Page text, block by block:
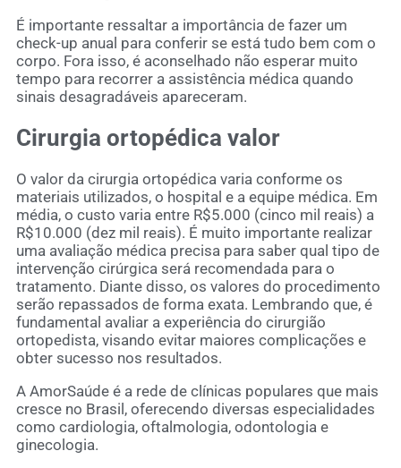
É importante ressaltar a importância de fazer um
check-up anual para conferir se está tudo bem com o
corpo. Fora isso, é aconselhado não esperar muito
tempo para recorrer a assistência médica quando
sinais desagradáveis apareceram.
Cirurgia ortopédica valor
O valor da cirurgia ortopédica varia conforme os
materiais utilizados, o hospital e a equipe médica. Em
média, o custo varia entre R$5.000 (cinco mil reais) a
R$10.000 (dez mil reais). É muito importante realizar
uma avaliação médica precisa para saber qual tipo de
intervenção cirúrgica será recomendada para o
tratamento. Diante disso, os valores do procedimento
serão repassados de forma exata. Lembrando que, é
fundamental avaliar a experiência do cirurgião
ortopedista, visando evitar maiores complicações e
obter sucesso nos resultados.
A AmorSaúde é a rede de clínicas populares que mais
cresce no Brasil, oferecendo diversas especialidades
como cardiologia, oftalmologia, odontologia e
ginecologia.